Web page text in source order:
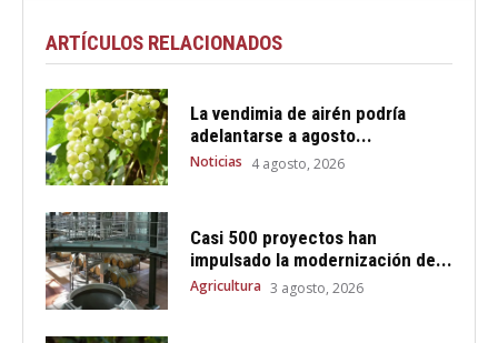
ARTÍCULOS RELACIONADOS
La vendimia de airén podría
adelantarse a agosto...
Noticias 4 agosto, 2026
Casi 500 proyectos han
impulsado la modernización de...
Agricultura 3 agosto, 2026